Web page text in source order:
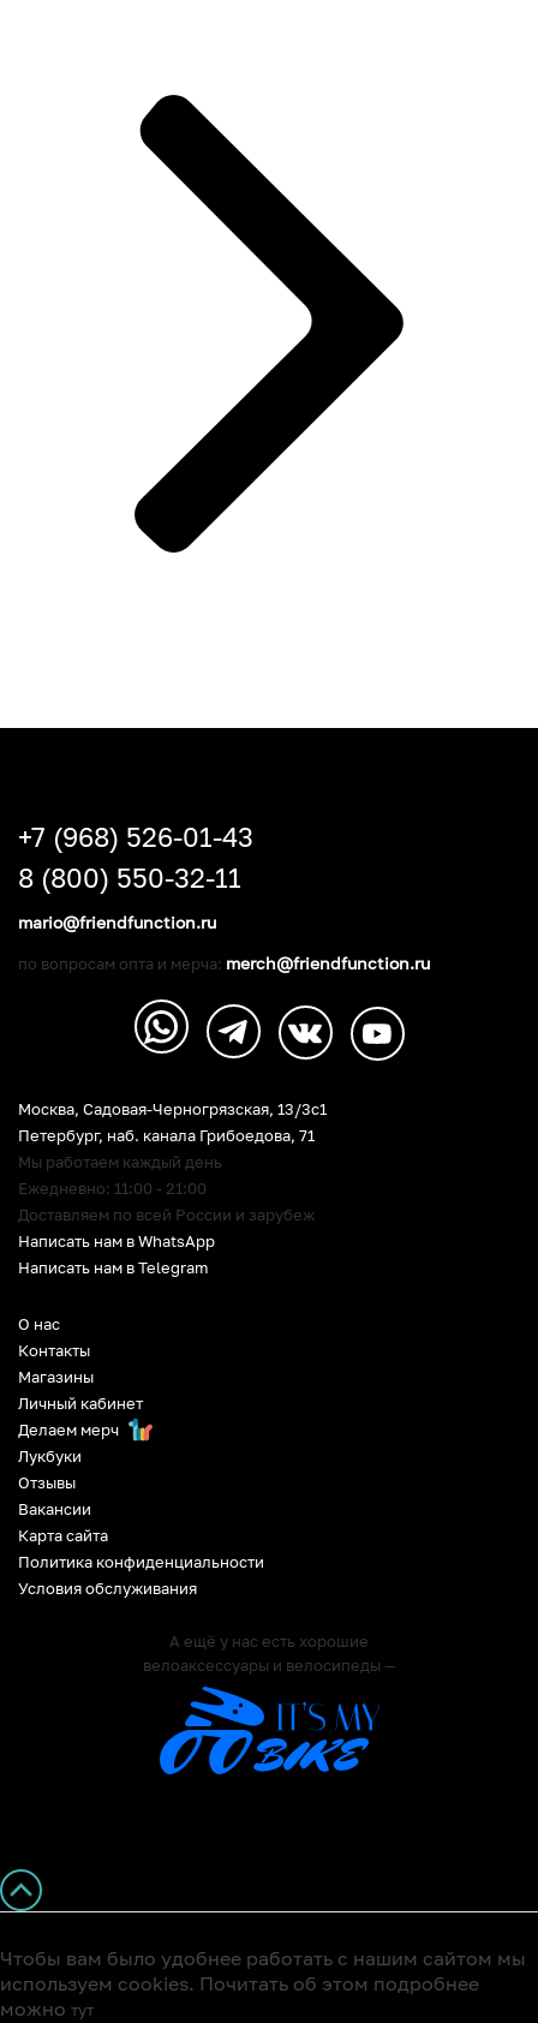
О нас
Контакты
Магазины
Личный кабинет
Делаем мерч
Лукбуки
Отзывы
Вакансии
Карта сайта
Политика конфиденциальности
Условия обслуживания
А ещё у нас есть хорошие
велоаксессуары и велосипеды —
Москва, Садовая-Черногрязская, 13/3c1
Петербург, наб. канала Грибоедова, 71
Мы работаем каждый день
Ежедневно: 11:00 - 21:00
Доставляем по всей России и зарубеж
Написать нам в WhatsApp
Написать нам в Telegram
+7 (968) 526-01-43
8 (800) 550-32-11
mario@friendfunction.ru
по вопросам опта и мерча: merch@friendfunction.ru
Чтобы вам было удобнее работать с нашим сайтом мы
используем cookies. Почитать об этом подробнее
можно тут